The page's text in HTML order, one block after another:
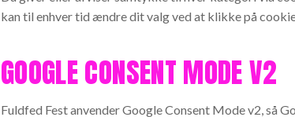
kan til enhver tid ændre dit valg ved at klikke på
GOOGLE CONSENT MODE V2
Fuldfed Festanvender Google Consent Mode v2, så